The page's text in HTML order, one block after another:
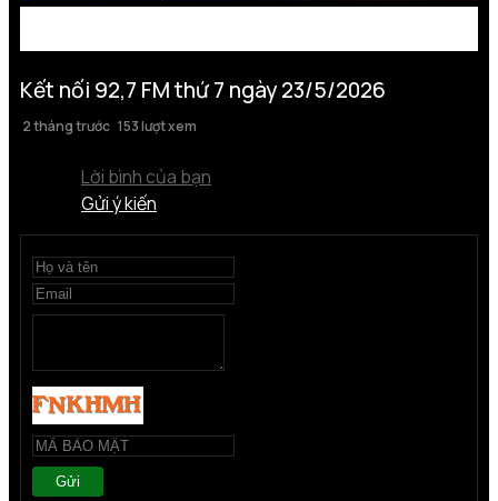
Kết nối 92,7 FM thứ 7 ngày 23/5/2026
2 tháng trước 153 lượt xem
Lời bình của bạn
Gửi ý kiến
Gửi